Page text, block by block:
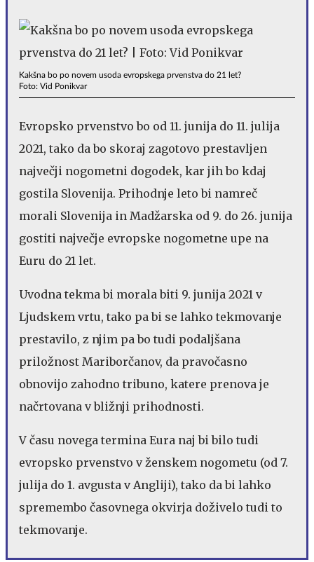
Kakšna bo po novem usoda evropskega prvenstva do 21 let?
Foto: Vid Ponikvar
Evropsko prvenstvo bo od 11. junija do 11. julija
2021, tako da bo skoraj zagotovo prestavljen
največji nogometni dogodek, kar jih bo kdaj
gostila Slovenija. Prihodnje leto bi namreč
morali Slovenija in Madžarska od 9. do 26. junija
gostiti največje evropske nogometne upe na
Euru do 21 let.
Uvodna tekma bi morala biti 9. junija 2021 v
Ljudskem vrtu, tako pa bi se lahko tekmovanje
prestavilo, z njim pa bo tudi podaljšana
priložnost Mariborčanov, da pravočasno
obnovijo zahodno tribuno, katere prenova je
načrtovana v bližnji prihodnosti.
V času novega termina Eura naj bi bilo tudi
evropsko prvenstvo v ženskem nogometu (od 7.
julija do 1. avgusta v Angliji), tako da bi lahko
spremembo časovnega okvirja doživelo tudi to
tekmovanje.